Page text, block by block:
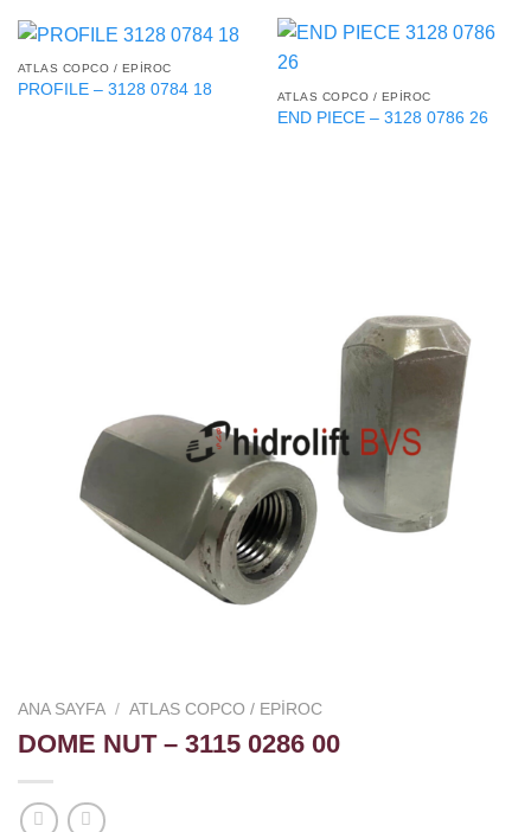
ATLAS COPCO / EPIROC
PROFILE – 3128 0784 18 ATLAS COPCO / EPIROC
END PIECE – 3128 0786 26
ANA SAYFA / ATLAS COPCO / EPIROC
DOME NUT – 3115 0286 00